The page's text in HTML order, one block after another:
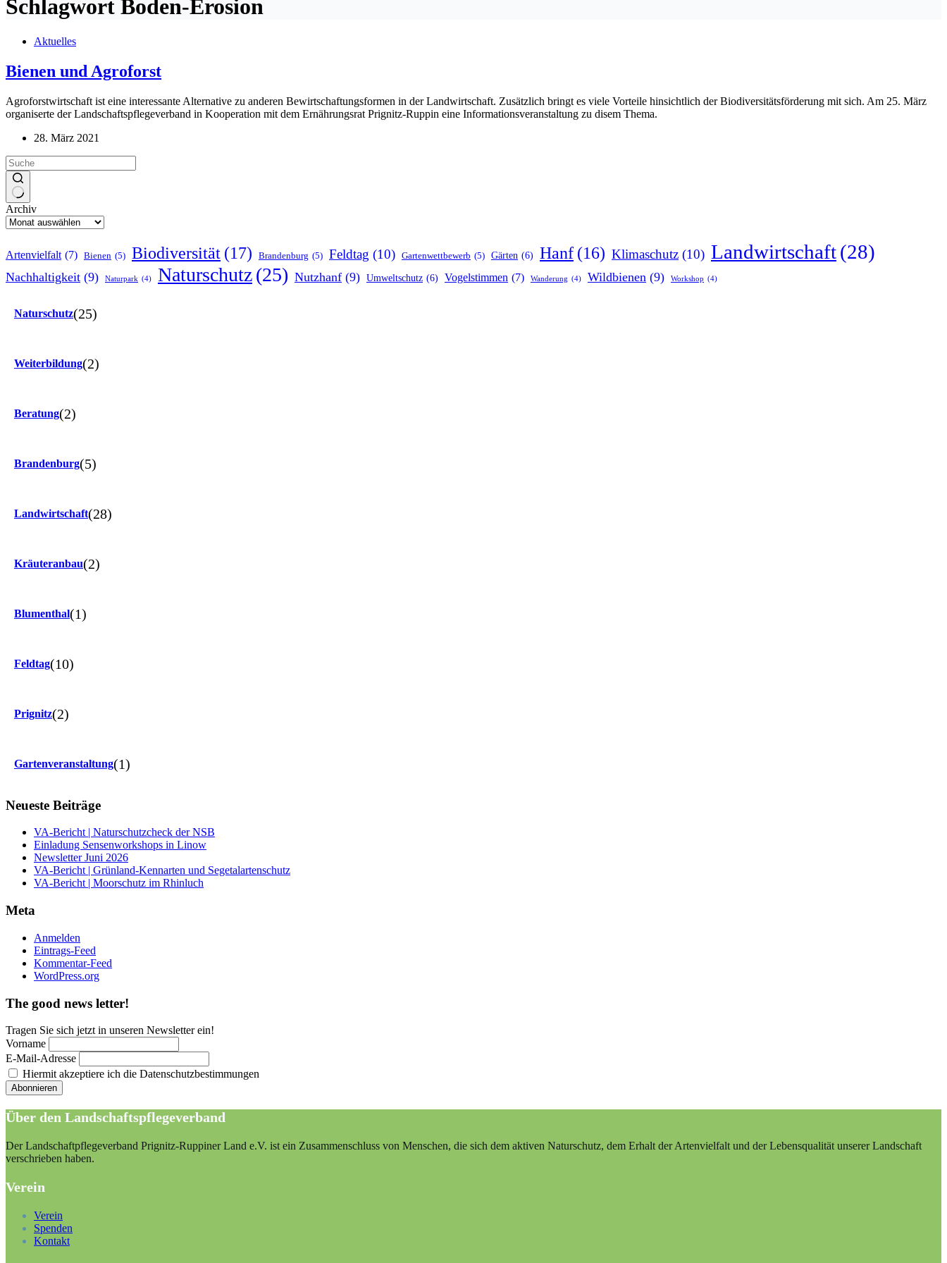
Schlagwort Boden-Erosion
Aktuelles
Bienen und Agroforst
Agroforstwirtschaft ist eine interessante Alternative zu anderen Bewirtschaftungsformen in der Landwirtschaft. Zusätzlich bringt es viele Vorteile hinsichtlich der Biodiversitätsförderung mit sich. Am 25. März
organiserte der Landschaftspflegeverband in Kooperation mit dem Ernährungsrat Prignitz-Ruppin eine Informationsveranstaltung zu disem Thema.
28. März 2021
Archiv
Artenvielfalt (7) Bienen (5) Biodiversität (17) Brandenburg (5) Feldtag (10) Gartenwettbewerb (5) Gärten (6) Hanf (16) Klimaschutz (10) Landwirtschaft(28)
Nachhaltigkeit (9) Naturpark (4) Naturschutz(25) Nutzhanf (9) Umweltschutz (6) Vogelstimmen (7) Wanderung (4) Wildbienen (9) Workshop (4)
Naturschutz(25)
Weiterbildung(2)
Beratung(2)
Brandenburg(5)
Landwirtschaft(28)
Kräuteranbau(2)
Blumenthal(1)
Feldtag(10)
Prignitz(2)
Gartenveranstaltung(1)
Neueste Beiträge
VA-Bericht | Naturschutzcheck der NSB
Einladung Sensenworkshops in Linow
Newsletter Juni 2026
VA-Bericht | Grünland-Kennarten und Segetalartenschutz
VA-Bericht | Moorschutz im Rhinluch
Meta
Anmelden
Eintrags-Feed
Kommentar-Feed
WordPress.org
The good news letter!
Tragen Sie sich jetzt in unseren Newsletter ein!
Vorname
E-Mail-Adresse
Hiermit akzeptiere ich die Datenschutzbestimmungen
Über den Landschaftspflegeverband
Der Landschaftpflegeverband Prignitz-Ruppiner Land e.V. ist ein Zusammenschluss von Menschen, die sich dem aktiven Naturschutz, dem Erhalt der Artenvielfalt und der Lebensqualität unserer Landschaft
verschrieben haben.
Verein
Verein
Spenden
Kontakt